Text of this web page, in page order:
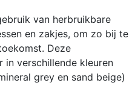
van herbruikbare
en zakjes, om zo bij te
Deze
verschillende kleuren
grey en sand beige)